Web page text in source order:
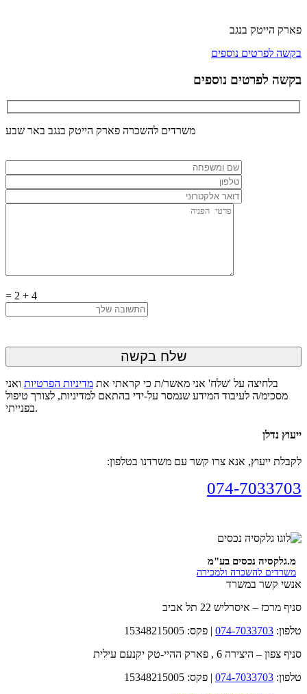
פארק הייטק בנגב
בקשה לפרטים נוספים
בקשה לפרטים נוספים
משרדים להשכרה פארק הייטק בנגב באר שבע
= 2 + 4
בלחיצה על 'שלח' אני מאשר/ת כי קראתי את מדיניות הפרטיות ואני
מסכימ/ה לעיבוד המידע שנמסר על-ידי בהתאם למדיניות, לצורך טיפול
בפנייתי.
ייעוץ נדלן
לקבלת ייעוץ, אנא צרו קשר עם משרדנו בטלפון:
074-7033703
מ.גלקסיה נכסים בע"מ
משרדים להשכרה ולמכירה
אנשי קשר במשרד
סניף מרכז – איסרליש 22 תל אביב
טלפון: 074-7033703 | פקס: 15348215005
סניף צפון – היצירה 6 , פארק ההיי-טק יקנעם עילית
טלפון: 074-7033703 | פקס: 15348215005